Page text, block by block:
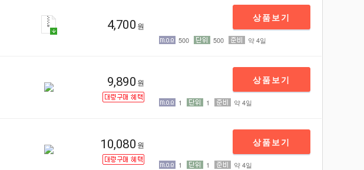
4,700 원
상품보기
500 500 약 4일
9,890 원 상품보기
1 1 약 4일
10,080 원 상품보기
1 1 약 4일